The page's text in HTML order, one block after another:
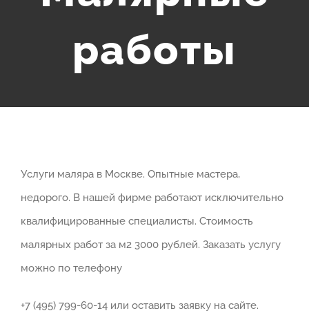
работы
Услуги маляра в Москве. Опытные мастера,
недорого. В нашей фирме работают исключительно
квалифицированные специалисты. Стоимость
малярных работ за м2 3000 рублей. Заказать услугу
можно по телефону
+7 (495) 799-60-14 или оставить заявку на сайте.